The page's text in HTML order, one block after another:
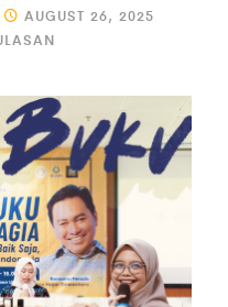
AUGUST 26, 2025